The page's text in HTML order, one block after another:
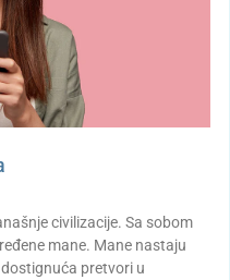
civilizacije. Sa sobom
mane. Mane nastaju
pretvori u